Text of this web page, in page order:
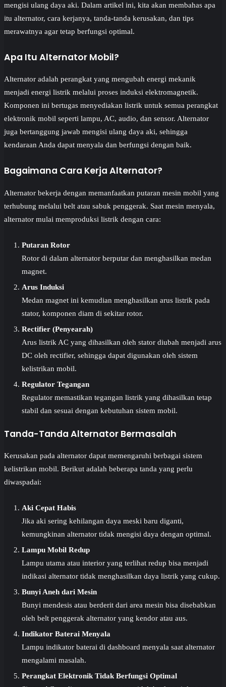
mengisi ulang daya aki. Dalam artikel ini, kita akan membahas apa
itu alternator, cara kerjanya, tanda-tanda kerusakan, dan tips
merawatnya agar tetap berfungsi optimal.
Apa Itu Alternator Mobil?
Alternator adalah perangkat yang mengubah energi mekanik
menjadi energi listrik melalui proses induksi elektromagnetik.
Komponen ini bertugas menyediakan listrik untuk semua perangkat
elektronik mobil seperti lampu, AC, audio, dan sensor. Alternator
juga bertanggung jawab mengisi ulang daya aki, sehingga
kendaraan Anda dapat menyala dan berfungsi dengan baik.
Bagaimana Cara Kerja Alternator?
Alternator bekerja dengan memanfaatkan putaran mesin mobil yang
terhubung melalui belt atau sabuk penggerak. Saat mesin menyala,
alternator mulai memproduksi listrik dengan cara:
Putaran Rotor
Rotor di dalam alternator berputar dan menghasilkan medan
magnet.
Arus Induksi
Medan magnet ini kemudian menghasilkan arus listrik pada
stator, komponen diam di sekitar rotor.
Rectifier (Penyearah)
Arus listrik AC yang dihasilkan oleh stator diubah menjadi arus
DC oleh rectifier, sehingga dapat digunakan oleh sistem
kelistrikan mobil.
Regulator Tegangan
Regulator memastikan tegangan listrik yang dihasilkan tetap
stabil dan sesuai dengan kebutuhan sistem mobil.
Tanda-Tanda Alternator Bermasalah
Kerusakan pada alternator dapat memengaruhi berbagai sistem
kelistrikan mobil. Berikut adalah beberapa tanda yang perlu
diwaspadai:
Aki Cepat Habis
Jika aki sering kehilangan daya meski baru diganti,
kemungkinan alternator tidak mengisi daya dengan optimal.
Lampu Mobil Redup
Lampu utama atau interior yang terlihat redup bisa menjadi
indikasi alternator tidak menghasilkan daya listrik yang cukup.
Bunyi Aneh dari Mesin
Bunyi mendesis atau berderit dari area mesin bisa disebabkan
oleh belt penggerak alternator yang kendor atau aus.
Indikator Baterai Menyala
Lampu indikator baterai di dashboard menyala saat alternator
mengalami masalah.
Perangkat Elektronik Tidak Berfungsi Optimal